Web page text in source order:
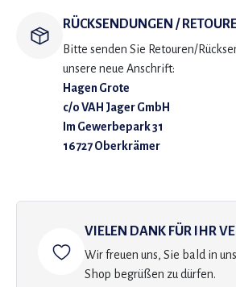
RÜCKSENDUNGEN /
Bitte senden Sie Retouren/
unsere neue Anschrift:
Hagen Grote
c/o VAH Jager GmbH
Im Gewerbepark 31
16727 Oberkrämer
VIELEN DANK FÜR IHR
Wir freuen uns, Sie bald in
Shop begrüßen zu dürfen.